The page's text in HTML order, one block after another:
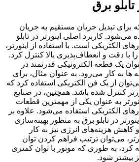
تابلو برق
برای تبدیل جریان مستقیم به جریان
کاربرد اصلی اینورتر در تابلو
الکتریکی است. با استفاده از اینورتر،
با دقت و انعطاف‌پذیری بالا کنترل کرد.
یک قطعه الکترونیکی قدرتمند در
به کار می‌رود. به عنوان مثال، برای
از یک فن الکتریکی استفاده کرد که
کنترل شده باشد. همچنین، در صنایع
به عنوان یکی از مهمترین قطعات
الکتریکی استفاده می‌شود. علاوه بر
در تابلو برق به منظور بهینه‌سازی
هزینه‌های انرژی نیز به کار
می‌توان ترتیب فراهم کردن توان
کرد، به طوری که موتور با توان کمتری
بیشتر شود.